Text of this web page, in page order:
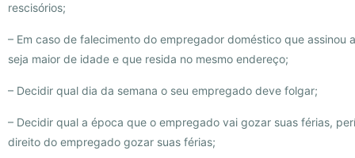
rescisórios;
– Em caso de falecimento do empregador doméstico que
seja maior de idade e que resida no mesmo endereço;
– Decidir qual dia da semana o seu empregado deve folgar;
– Decidir qual a época que o empregado vai gozar suas férias,
direito do empregado gozar suas férias;